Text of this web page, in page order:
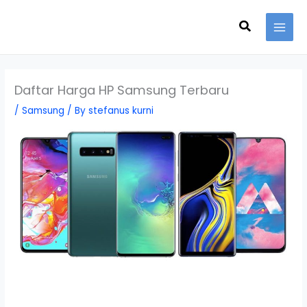
Search
Daftar Harga HP Samsung Terbaru
/Samsung / Bystefanus kurni